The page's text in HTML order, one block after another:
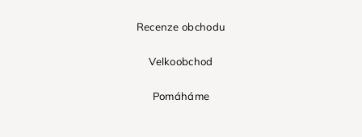
Recenze obchodu
Velkoobchod
Pomáháme